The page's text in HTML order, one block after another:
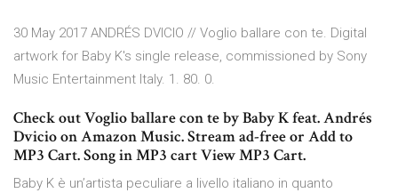
30 May 2017 ANDRÉS DVICIO // Voglio ballare con te. Digital
artwork for Baby K's single release, commissioned by Sony
Music Entertainment Italy. 1. 80. 0.
Check out Voglio ballare con te by Baby K feat. Andrés
Dvicio on Amazon Music. Stream ad-free or Add to
MP3 Cart. Song in MP3 cart View MP3 Cart.
Baby K è un’artista peculiare a livello italiano in quanto